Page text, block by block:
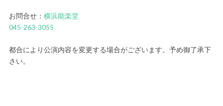
お問合せ： 横浜能楽堂
045-263-3055
都合により公演内容を変更する場合がございます。予め御了承下
さい。